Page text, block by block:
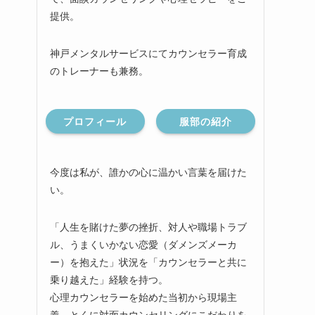
提供。
神戸メンタルサービスにてカウンセラー育成
のトレーナーも兼務。
プロフィール 服部の紹介
今度は私が、誰かの心に温かい言葉を届けた
い。
「人生を賭けた夢の挫折、対人や職場トラブ
ル、うまくいかない恋愛（ダメンズメーカ
ー）を抱えた」状況を「カウンセラーと共に
乗り越えた」経験を持つ。
心理カウンセラーを始めた当初から現場主